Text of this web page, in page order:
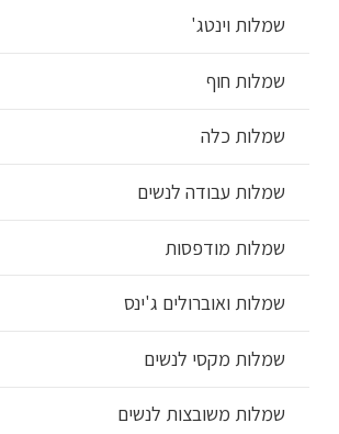
שמלות וינטג'
שמלות חוף
שמלות כלה
שמלות עבודה לנשים
שמלות מודפסות
שמלות ואוברולים ג'ינס
שמלות מקסי לנשים
שמלות משובצות לנשים